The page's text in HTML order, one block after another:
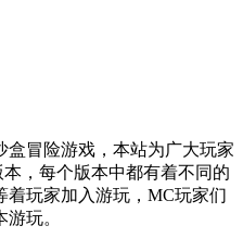
冒险游戏，本站为广大玩家
，每个版本中都有着不同的
着玩家加入游玩，MC玩家们
玩。